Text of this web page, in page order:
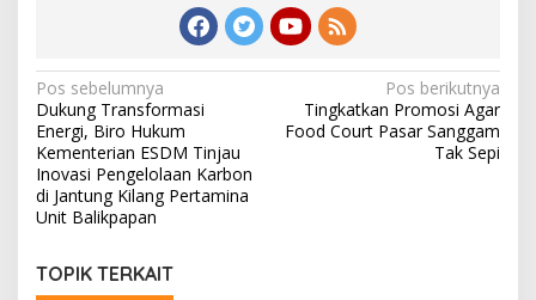
Navigasi
pos
Pos sebelumnya
Dukung Transformasi
Energi, Biro Hukum
Kementerian ESDM Tinjau
Inovasi Pengelolaan Karbon
di Jantung Kilang Pertamina
Unit Balikpapan
Pos berikutnya
Tingkatkan Promosi Agar
Food Court Pasar Sanggam
Tak Sepi
TOPIK TERKAIT